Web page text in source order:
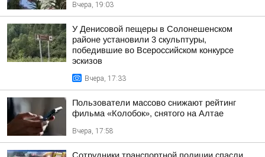
Вчера, 19:03
У Денисовой пещеры в Солонешенском
районе установили 3 скульптуры,
победившие во Всероссийском конкурсе
эскизов
Вчера, 17:33
Пользователи массово снижают рейтинг
фильма «Колобок», снятого на Алтае
Вчера, 17:58